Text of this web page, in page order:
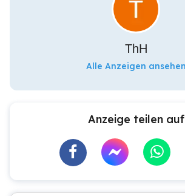
ThH
Alle Anzeigen ansehen
Anzeige teilen auf